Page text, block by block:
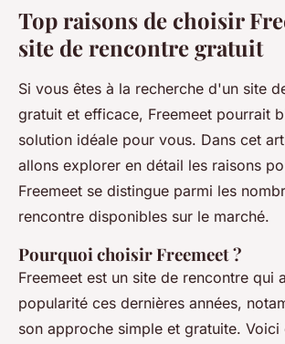
Top raisons de choisir
freemeet : un site de
gratuit
Lana 4 mars 2025• 4 min de lecture
Top raisons de choisir
site de rencontre gratuit
Si vous êtes à la recherche d'un site
gratuit et efficace, Freemeet pourrait
solution idéale pour vous. Dans cet
allons explorer en détail les raisons
Freemeet se distingue parmi les
rencontre disponibles sur le marché.
Pourquoi choisir Freemeet ?
Freemeet est un site de rencontre qui
popularité ces dernières années,
son approche simple et gratuite. Voici